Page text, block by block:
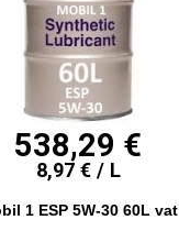
538,29 €
8,97 € / L
1 ESP 5W-30 60L vat